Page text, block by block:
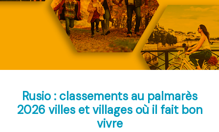
Rusio : classements au palmarès
2026 villes et villages où il fait bon
vivre